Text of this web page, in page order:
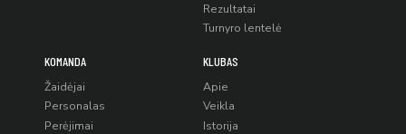
Rezultatai
Turnyro lentelė
KOMANDA
Žaidėjai
Personalas
Perėjimai
KLUBAS
Apie
Veikla
Istorija